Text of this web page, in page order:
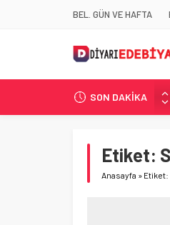
BEL. GÜN VE HAFTA
SON DAKİKA
Etiket:
Anasayfa » Etiket: